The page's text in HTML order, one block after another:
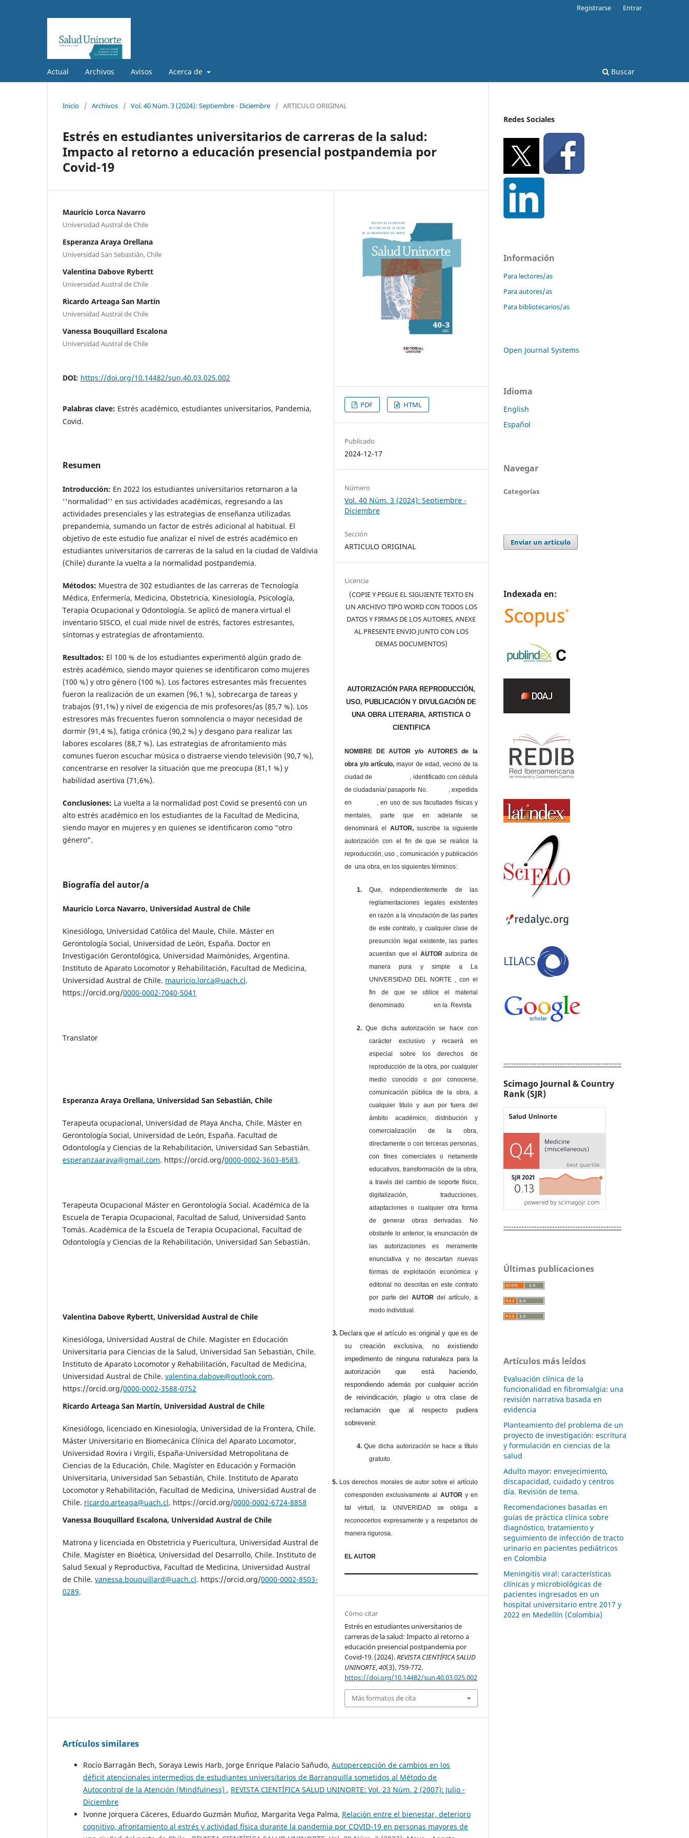
Actual Archivos Avisos Acerca de Buscar
Registrarse Entrar
Inicio / Archivos / Vol. 40 Núm. 3 (2024): Septiembre - Diciembre / ARTICULO ORIGINAL
Estrés en estudiantes universitarios de carreras de la salud:
Impacto al retorno a educación presencial postpandemia por
Covid-19
Mauricio Lorca Navarro
Universidad Austral de Chile
Esperanza Araya Orellana
Universidad San Sebastián, Chile
Valentina Dabove Rybertt
Universidad Austral de Chile
Ricardo Arteaga San Martín
Universidad Austral de Chile
Vanessa Bouquillard Escalona
Universidad Austral de Chile
DOI: https://doi.org/10.14482/sun.40.03.025.002
Palabras clave: Estrés académico, estudiantes universitarios, Pandemia,
Covid.
Resumen
Introducción: En 2022 los estudiantes universitarios retornaron a la
''normalidad'' en sus actividades académicas, regresando a las
actividades presenciales y las estrategias de enseñanza utilizadas
prepandemia, sumando un factor de estrés adicional al habitual. El
objetivo de este estudio fue analizar el nivel de estrés académico en
estudiantes universitarios de carreras de la salud en la ciudad de Valdivia
(Chile) durante la vuelta a la normalidad postpandemia.
Métodos: Muestra de 302 estudiantes de las carreras de Tecnología
Médica, Enfermería, Medicina, Obstetricia, Kinesiología, Psicología,
Terapia Ocupacional y Odontología. Se aplicó de manera virtual el
inventario SISCO, el cual mide nivel de estrés, factores estresantes,
síntomas y estrategias de afrontamiento.
Resultados: El 100 % de los estudiantes experimentó algún grado de
estrés académico, siendo mayor quienes se identificaron como mujeres
(100 %) y otro género (100 %). Los factores estresantes más frecuentes
fueron la realización de un examen (96,1 %), sobrecarga de tareas y
trabajos (91,1%) y nivel de exigencia de mis profesores/as (85,7 %). Los
estresores más frecuentes fueron somnolencia o mayor necesidad de
dormir (91,4 %), fatiga crónica (90,2 %) y desgano para realizar las
labores escolares (88,7 %). Las estrategias de afrontamiento más
comunes fueron escuchar música o distraerse viendo televisión (90,7 %),
concentrarse en resolver la situación que me preocupa (81,1 %) y
habilidad asertiva (71,6%).
Conclusiones: La vuelta a la normalidad post Covid se presentó con un
alto estrés académico en los estudiantes de la Facultad de Medicina,
siendo mayor en mujeres y en quienes se identificaron como “otro
género”.
Biografía del autor/a
Mauricio Lorca Navarro, Universidad Austral de Chile
Kinesiólogo, Universidad Católica del Maule, Chile. Máster en
Gerontología Social, Universidad de León, España. Doctor en
Investigación Gerontológica, Universidad Maimónides, Argentina.
Instituto de Aparato Locomotor y Rehabilitación, Facultad de Medicina,
Universidad Austral de Chile. mauricio.lorca@uach.cl.
https://orcid.org/0000-0002-7040-5041
Translator
Esperanza Araya Orellana, Universidad San Sebastián, Chile
Terapeuta ocupacional, Universidad de Playa Ancha, Chile. Máster en
Gerontología Social, Universidad de León, España. Facultad de
Odontología y Ciencias de la Rehabilitación, Universidad San Sebastián.
esperanzaaraya@gmail.com. https://orcid.org/0000-0002-3603-8583.
Terapeuta Ocupacional Máster en Gerontología Social. Académica de la
Escuela de Terapia Ocupacional, Facultad de Salud, Universidad Santo
Tomás. Académica de la Escuela de Terapia Ocupacional, Facultad de
Odontología y Ciencias de la Rehabilitación, Universidad San Sebastián.
Valentina Dabove Rybertt, Universidad Austral de Chile
Kinesióloga, Universidad Austral de Chile. Magister en Educación
Universitaria para Ciencias de la Salud, Universidad San Sebastián, Chile.
Instituto de Aparato Locomotor y Rehabilitación, Facultad de Medicina,
Universidad Austral de Chile. valentina.dabove@outlook.com.
https://orcid.org/0000-0002-3588-0752
Ricardo Arteaga San Martín, Universidad Austral de Chile
Kinesiólogo, licenciado en Kinesiología, Universidad de la Frontera, Chile.
Máster Universitario en Biomecánica Clínica del Aparato Locomotor,
Universidad Rovira i Virgili, España-Universidad Metropolitana de
Ciencias de la Educación, Chile. Magíster en Educación y Formación
Universitaria, Universidad San Sebastián, Chile. Instituto de Aparato
Locomotor y Rehabilitación, Facultad de Medicina, Universidad Austral de
Chile. ricardo.arteaga@uach.cl. https://orcid.org/0000-0002-6724-8858
Vanessa Bouquillard Escalona, Universidad Austral de Chile
Matrona y licenciada en Obstetricia y Puericultura, Universidad Austral de
Chile. Magíster en Bioética, Universidad del Desarrollo, Chile. Instituto de
Salud Sexual y Reproductiva, Facultad de Medicina, Universidad Austral
de Chile. vanessa.bouquillard@uach.cl. https://orcid.org/0000-0002-8503-
0289.
PDF HTML
Publicado
2024-12-17
Número
Vol. 40 Núm. 3 (2024): Septiembre -
Diciembre
Sección
ARTICULO ORIGINAL
Licencia
(COPIE Y PEGUE EL SIGUIENTE TEXTO EN
UN ARCHIVO TIPO WORD CON TODOS LOS
DATOS Y FIRMAS DE LOS AUTORES, ANEXE
AL PRESENTE ENVIO JUNTO CON LOS
DEMAS DOCUMENTOS)
AUTORIZACIÓN PARA REPRODUCCIÓN,
USO, PUBLICACIÓN Y DIVULGACIÓN DE
UNA OBRA LITERARIA, ARTISTICA O
CIENTIFICA
NOMBRE DE AUTOR y/o AUTORES de la
obra y/o artículo,mayor de edad, vecino de la
ciudad de , identificado con cédula
de ciudadanía/ pasaporte No. , expedida
en , en uso de sus facultades físicas y
mentales, parte que en adelante se
denominará el AUTOR,suscribe la siguiente
autorización con el fin de que se realice la
reproducción, uso , comunicación y publicación
de una obra, en los siguientes términos:
1.
Que, independientemente de las
reglamentaciones legales existentes
en razón a la vinculación de las partes
de este contrato, y cualquier clase de
presunción legal existente, las partes
acuerdan que el AUTORautoriza de
manera pura y simple a La
UNIVERSIDAD DEL NORTE , con el
fin de que se utilice el material
denominado en la Revista
2. Que dicha autorización se hace con
carácter exclusivo y recaerá en
especial sobre los derechos de
reproducción de la obra, por cualquier
medio conocido o por conocerse,
comunicación pública de la obra, a
cualquier titulo y aun por fuera del
ámbito académico, distribución y
comercialización de la obra,
directamente o con terceras personas,
con fines comerciales o netamente
educativos, transformación de la obra,
a través del cambio de soporte físico,
digitalización, traducciones,
adaptaciones o cualquier otra forma
de generar obras derivadas. No
obstante lo anterior, la enunciación de
las autorizaciones es meramente
enunciativa y no descartan nuevas
formas de explotación económica y
editorial no descritas en este contrato
por parte del AUTOR del artículo, a
modo individual.
3. Declara que el artículo es original y que es de
su creación exclusiva, no existiendo
impedimento de ninguna naturaleza para la
autorización que está haciendo,
respondiendo además por cualquier acción
de reivindicación, plagio u otra clase de
reclamación que al respecto pudiera
sobrevenir.
4. Que dicha autorización se hace a título
gratuito.
5. Los derechos morales de autor sobre el artículo
corresponden exclusivamente al AUTOR y en
tal virtud, la UNIVERIDAD se obliga a
reconocerlos expresamente y a respetarlos de
manera rigurosa.
EL AUTOR
Cómo citar
Estrés en estudiantes universitarios de
carreras de la salud: Impacto al retorno a
educación presencial postpandemia por
Covid-19. (2024).REVISTA CIENTÍFICA SALUD
UNINORTE,40(3), 759-772.
https://doi.org/10.14482/sun.40.03.025.002
Más formatos de cita
Artículos similares
Rocío Barragán Bech, Soraya Lewis Harb, Jorge Enrique Palacio Sañudo, Autopercepción de cambios en los
déficit atencionales intermedios de estudiantes universitarios de Barranquilla sometidos al Método de
Autocontrol de la Atención (Mindfulness) , REVISTA CIENTÍFICA SALUD UNINORTE: Vol. 23 Núm. 2 (2007): Julio -
Diciembre
Ivonne Jorquera Cáceres, Eduardo Guzmán Muñoz, Margarita Vega Palma, Relación entre el bienestar, deterioro
cognitivo, afrontamiento al estrés y actividad física durante la pandemia por COVID-19 en personas mayores de
Redes Sociales
Información
Para lectores/as
Para autores/as
Para bibliotecarios/as
Open Journal Systems
Idioma
English
Español
Navegar
Categorías
Enviar un artículo
Indexada en:
----------------------------------------------
Scimago Journal & Country
Rank (SJR)
----------------------------------------------
Últimas publicaciones
Artículos más leídos
Evaluación clínica de la
funcionalidad en fibromialgia: una
revisión narrativa basada en
evidencia
Planteamiento del problema de un
proyecto de investigación: escritura
y formulación en ciencias de la
salud
Adulto mayor: envejecimiento,
discapacidad, cuidado y centros
día. Revisión de tema.
Recomendaciones basadas en
guías de práctica clínica sobre
diagnóstico, tratamiento y
seguimiento de infección de tracto
urinario en pacientes pediátricos
en Colombia
Meningitis viral: características
clínicas y microbiológicas de
pacientes ingresados en un
hospital universitario entre 2017 y
2022 en Medellín (Colombia)